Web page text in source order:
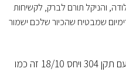
והניקל תורם לברק, לקשיחות
שמבטיח שהכיור שלכם ישמור
לחשוב על זה ככה: לבחור כיור עם תקן 304 ויחס 18/10 זה כמו